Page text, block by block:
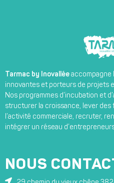
Tarmac by Inovallée accompagne
innovantes et porteurs de projets
Nos programmes d’incubation et
structurer la croissance, lever
l’activité commerciale, recruter,
intégrer un réseau
NOUS